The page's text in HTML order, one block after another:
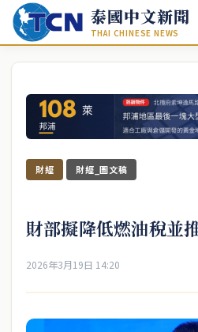
泰國中文新聞
THAI CHINESE NEWS
財經 財經_圖文稿
財部擬降低燃油稅並
2026年3月19日 14:20